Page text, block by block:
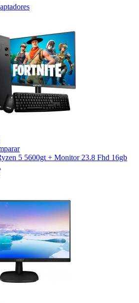
5 5600gt + Monitor 23.8 Fhd 16gb